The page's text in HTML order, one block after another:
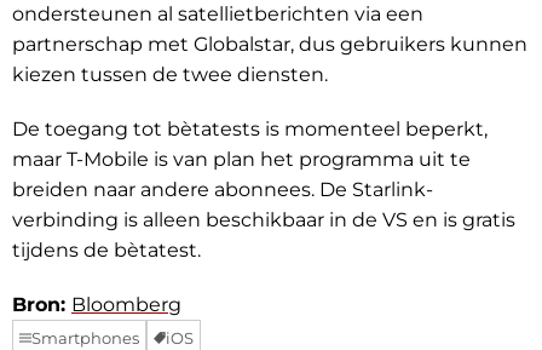
ondersteunen al satellietberichten via een
partnerschap met Globalstar, dus gebruikers kunnen
kiezen tussen de twee diensten.
De toegang tot bètatests is momenteel beperkt,
maar T-Mobile is van plan het programma uit te
breiden naar andere abonnees. De Starlink-
verbinding is alleen beschikbaar in de VS en is gratis
tijdens de bètatest.
Bron: Bloomberg
Smartphones iOS